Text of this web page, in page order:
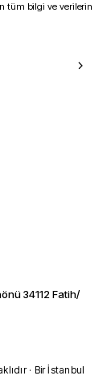
tüm bilgi ve verilerin
34112 Fatih/
· Bir İstanbul